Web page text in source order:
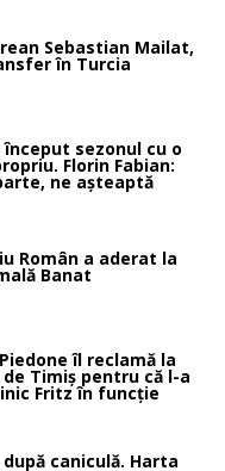
Sebastian Mailat,
în Turcia
început sezonul cu o
Florin Fabian:
ne așteaptă
Român a aderat la
Banat
îl reclamă la
Timiș pentru că l-a
Fritz în funcție
caniculă. Harta